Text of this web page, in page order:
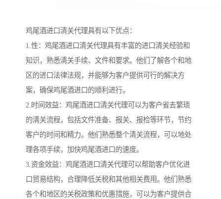
鸡尾酒进口清关代理具有以下优点：
1.性：鸡尾酒进口清关代理具有丰富的进口清关经验和
知识，熟悉清关手续、文件和要求。他们了解各个和地
区的进口法律法规，并能够为客户提供可行的解决方
案，确保鸡尾酒进口的顺利进行。
2.时间效益：鸡尾酒进口清关代理可以为客户省去繁琐
的清关流程，包括文件准备、报关、报检等环节，节约
客户的时间和精力。他们熟悉整个清关流程，可以地处
理各项手续，加快鸡尾酒进口的速度。
3.资金效益：鸡尾酒进口清关代理可以帮助客户优化进
口贸易结构，合理降低关税和其他相关费用。他们熟悉
各个和地区的关税政策和优惠措施，可以为客户提供合